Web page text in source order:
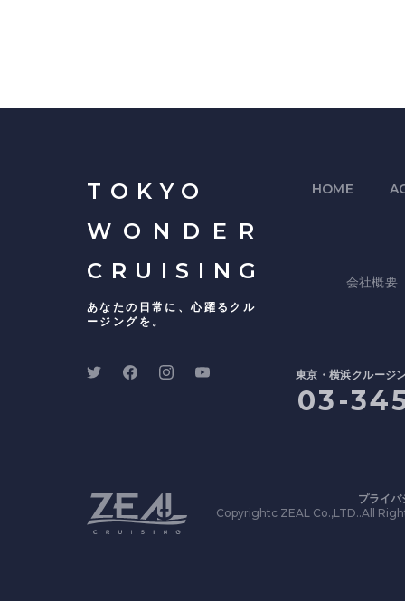
TOKYO
WONDER
CRUISING
あなたの日常に、心躍るクル
ージングを。
HOME
会社概要
東京・横浜クルージ
03-
プライバ
Copyrightc ZEAL Co.,LTD..All